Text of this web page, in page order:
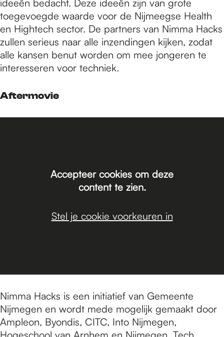
ideeën bedacht. Deze ideeën zijn van grote
toegevoegde waarde voor de Nijmeegse Health
en Hightech sector. De partners van Nimma Hacks
zullen serieus naar alle inzendingen kijken, zodat
alle kansen benut worden om mee jongeren te
interesseren voor techniek.
Aftermovie
Accepteer cookies om deze
content te zien.
Stel je cookie voorkeuren in
Nimma Hacks is een initiatief van Gemeente
Nijmegen en wordt mede mogelijk gemaakt door
Ampleon, Byondis, CITC, Into Nijmegen,